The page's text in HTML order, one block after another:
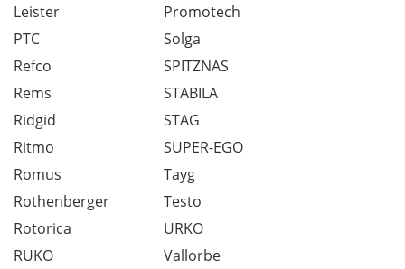
Leister
Promotech
PTC
Refco
Rems
Ridgid
Ritmo
Romus
Rothenberger
Rotorica
RUKO
Solga
SPITZNAS
STABILA
STAG
SUPER-EGO
Tayg
Testo
URKO
Vallorbe